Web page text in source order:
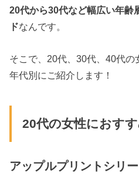
20代から30代など幅広い年齢
ドなんです。
そこで、20代、30代、40代の
年代別に ご紹介します！
20代の女性におす
アップルプリントシリ